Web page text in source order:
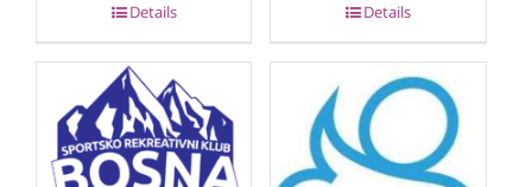
Details Details